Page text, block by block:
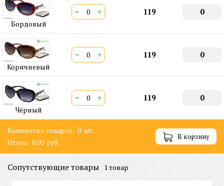
Бордовый
− + 119 0
Коричневый
− + 119 0
Чёрный
− + 119 0
Количество товаров: 0 шт.
Итого: 0.00 руб.
В корзину
Сопутствующие товары 1 товар